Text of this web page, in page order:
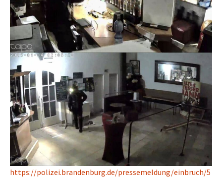
https://polizei.brandenburg.de/pressemeldung/einbruch/5